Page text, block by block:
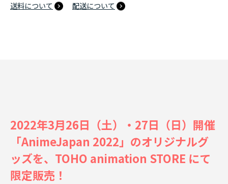
送料について 配送について
2022年3月26日（土）・27日（日）開催
「AnimeJapan 2022」のオリジナルグ
ッズを、TOHO animation STORE にて
限定販売！